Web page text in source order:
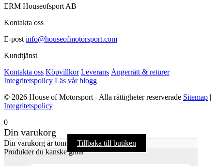
ERM Houseofsport AB
Kontakta oss
E-post info@houseofmotorsport.com
Kundtjänst
Kontakta oss Köpvillkor Leverans Ångerrätt & returer
Integritetspolicy Läs vår blogg
© 2026 House of Motorsport - Alla rättigheter reserverade Sitemap |
Integritetspolicy
0
Din varukorg
Din varukorg är tom
Tillbaka till butiken
Produkter du kanske gillar